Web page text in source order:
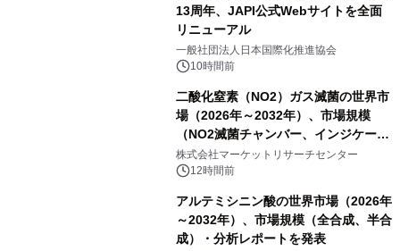
13周年、JAPI公式Webサイトを全面
リニューアル
一般社団法人日本国際化推進協会
10時間前
二酸化窒素（NO2）ガス滅菌の世界市
場（2026年～2032年）、市場規模
（NO2滅菌チャンバー、インジケータ
ーおよびモニタリングシステム、その
他）・分析レポートを発表
株式会社マーケットリサーチセンター
12時間前
アルテミシニン酸の世界市場（2026年
～2032年）、市場規模（全合成、半合
成）・分析レポートを発表